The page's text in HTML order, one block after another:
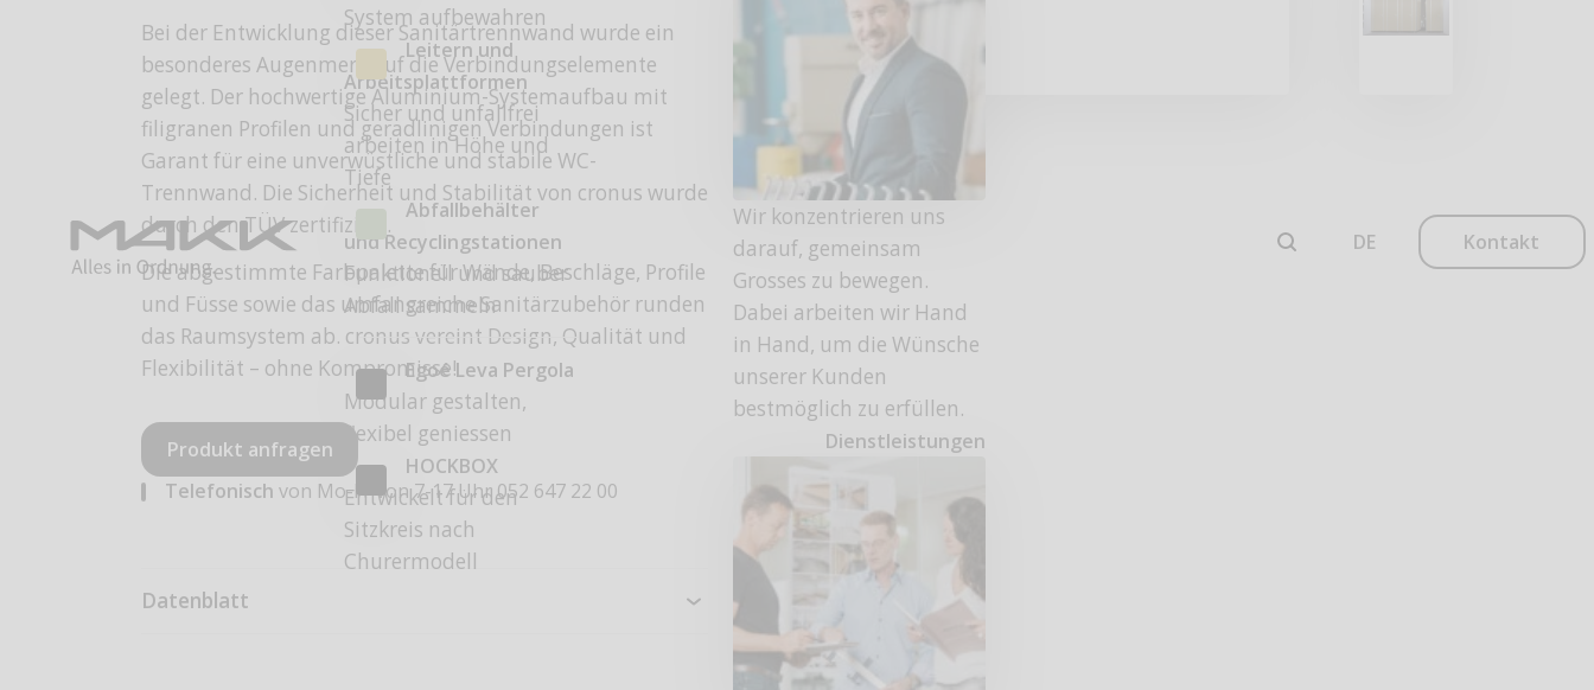
System aufbewahren
Leitern und
Arbeitsplattformen
Sicher und unfallfrei
arbeiten in Höhe und
Tiefe
Abfallbehälter
und Recyclingstationen
Funktionell und sauber
Abfall sammeln
Egoé Leva Pergola
Modular gestalten,
flexibel geniessen
HOCKBOX
Entwickelt für den
Sitzkreis nach
Churermodell
Wir konzentrieren uns
darauf, gemeinsam
Grosses zu bewegen.
Dabei arbeiten wir Hand
in Hand, um die Wünsche
unserer Kunden
bestmöglich zu erfüllen.
Dienstleistungen
Kontakt
Bei der Entwicklung dieser Sanitärtrennwand wurde ein
besonderes Augenmerk auf die Verbindungselemente
gelegt. Der hochwertige Aluminium-Systemaufbau mit
filigranen Profilen und geradlinigen Verbindungen ist
Garant für eine unverwüstliche und stabile WC-
Trennwand. Die Sicherheit und Stabilität von cronus wurde
durch den TÜV zertifiziert.
Die abgestimmte Farbpalette für Wände, Beschläge, Profile
und Füsse sowie das umfangreiche Sanitärzubehör runden
das Raumsystem ab. cronus vereint Design, Qualität und
Flexibilität – ohne Kompromisse!
Produkt anfragen
Telefonisch von Mo-Fr von 7-17 Uhr052 647 22 00
Datenblatt